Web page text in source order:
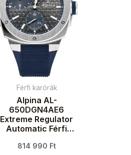
Férfi karórák
Alpina AL-
650DGN4AE6
Extreme Regulator
Automatic Férfi
814 990 Ft